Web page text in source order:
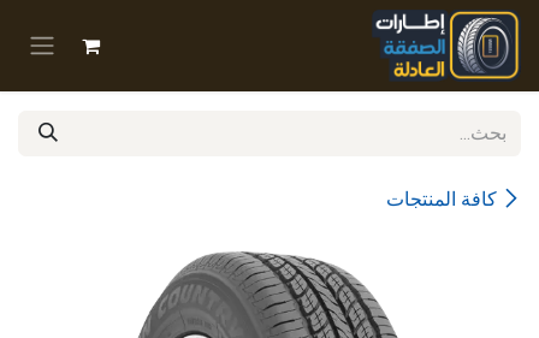
تخطي للذهاب إلى المحتوى
كافة المنتجات